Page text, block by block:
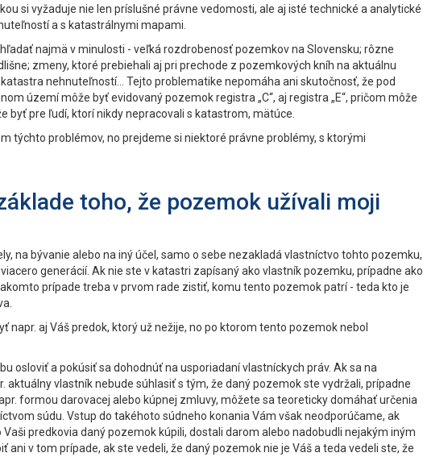
si vyžaduje nie len príslušné právne vedomosti, ale aj isté technické a analytické
a s katastrálnymi mapami.
najmä v minulosti - veľká rozdrobenosť pozemkov na Slovensku; rôzne
zmeny, ktoré prebiehali aj pri prechode z pozemkových kníh na aktuálnu
nehnuteľností... Tejto problematike nepomáha ani skutočnosť, že pod
území môže byť evidovaný pozemok registra „C“, aj registra „E“, pričom môže
byť pre ľudí, ktorí nikdy nepracovali s katastrom, mätúce.
týchto problémov, no prejdeme si niektoré právne problémy, s ktorými
toho, že pozemok užívali moji
na bývanie alebo na iný účel, samo o sebe nezakladá vlastníctvo tohto pozemku,
generácií. Ak nie ste v katastri zapísaný ako vlastník pozemku, prípadne ako
prípade treba v prvom rade zistiť, komu tento pozemok patrí - teda kto je
napr. aj Váš predok, ktorý už nežije, no po ktorom tento pozemok nebol
osloviť a pokúsiť sa dohodnúť na usporiadaní vlastníckych práv. Ak sa na
vlastník nebude súhlasiť s tým, že daný pozemok ste vydržali, prípadne
formou darovacej alebo kúpnej zmluvy, môžete sa teoreticky domáhať určenia
súdu. Vstup do takéhoto súdneho konania Vám však neodporúčame, ak
predkovia daný pozemok kúpili, dostali darom alebo nadobudli nejakým iným
v tom prípade, ak ste vedeli, že daný pozemok nie je Váš a teda vedeli ste, že